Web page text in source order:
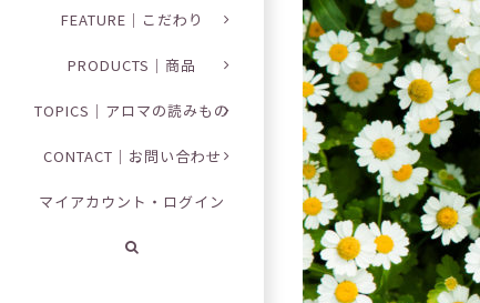
FEATURE｜こだわり
PRODUCTS｜商品
TOPICS｜アロマの読みもの
CONTACT｜お問い合わせ
マイアカウント・ログイン